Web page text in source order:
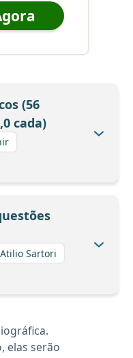
(56
cada)
Sartori
elas serão